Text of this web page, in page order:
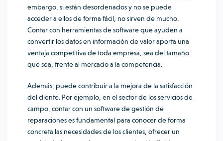
embargo, si están desordenados y no se puede
acceder a ellos de forma fácil, no sirven de mucho.
Contar con herramientas de software que ayuden a
convertir los datos en información de valor aporta una
ventaja competitiva de toda empresa, sea del tamaño
que sea, frente al mercado a la competencia.
Además, puede contribuir a la mejora de la satisfacción
del cliente. Por ejemplo, en el sector de los servicios de
campo, contar con un software de gestión de
reparaciones es fundamental para conocer de forma
concreta las necesidades de los clientes, ofrecer un